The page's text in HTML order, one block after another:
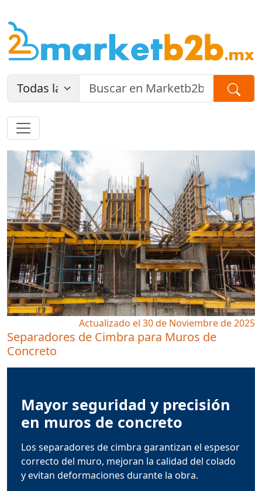
Actualizado el 30 de Noviembre de 2025
Separadores de Cimbra para Muros de
Concreto
Mayor seguridad y precisión
en muros de concreto
Los separadores de cimbra garantizan el espesor
correcto del muro, mejoran la calidad del colado
y evitan deformaciones durante la obra.